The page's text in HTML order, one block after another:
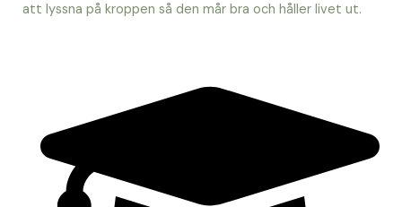
att lyssna på kroppen så den mår bra och håller livet ut.